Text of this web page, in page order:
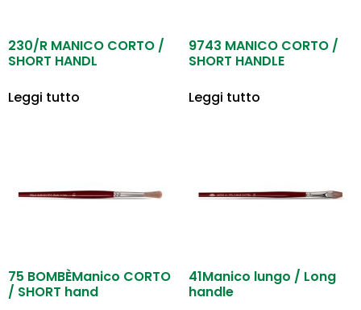
230/R MANICO CORTO /
SHORT HANDL
Leggi tutto
9743 MANICO CORTO /
SHORT HANDLE
Leggi tutto
75 BOMBÈManico CORTO
/ SHORT hand
41Manico lungo / Long
handle